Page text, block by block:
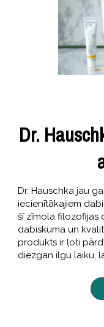
Dr.
Dr. Hauschka jau
iecienītākajiem
šī zīmola filozofijas
dabiskuma un
produkts ir ļoti
diezgan ilgu laiku,